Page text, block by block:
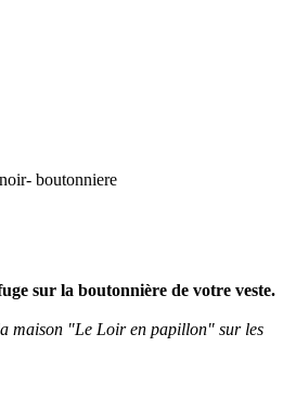
boutonniere
sur la boutonnière de votre veste.
maison "Le Loir en papillon" sur les